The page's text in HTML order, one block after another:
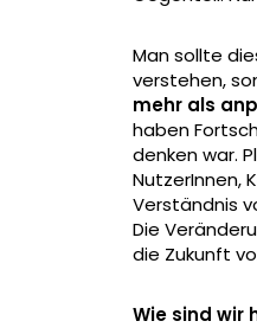
Man sollte
verstehen,
mehr als
haben
denken war.
NutzerInnen,
Verständnis
Die
die Zukunft
Wie sind wir